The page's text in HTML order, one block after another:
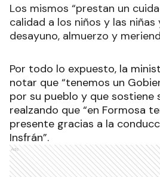
Los mismos “prestan un
calidad a los niños y las
desayuno, almuerzo y
Por todo lo expuesto, la
notar que “tenemos un
por su pueblo y que sostiene
realzando que “en Formosa
presente gracias a la
Insfrán”.
Ads